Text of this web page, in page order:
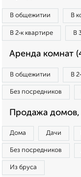
В общежитии В
В 2‑к квартире В
Аренда комнат
В общежитии В
Без посредников
Продажа домов,
Дома Дачи
Без посредников
Из бруса